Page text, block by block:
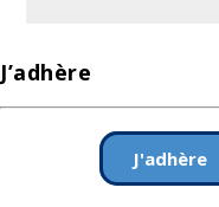
J’adhère
J'adhère